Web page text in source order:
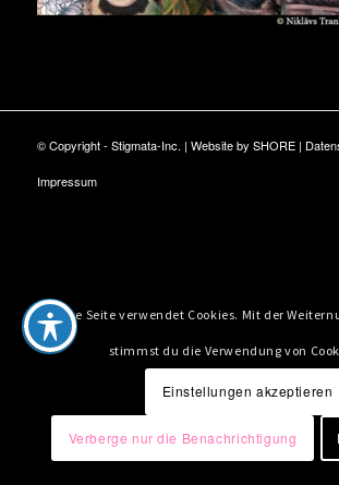
© Copyright - Stigmata-Inc. | Website by SHORE|
Impressum
Diese Seite verwendet Cookies. Mit der
stimmst du die Verwendung von
Einstellungen akzeptieren
Verberge nur die Benachrichtigung